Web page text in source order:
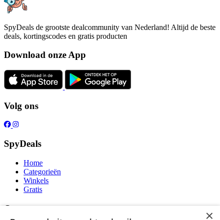
SpyDeals de grootste dealcommunity van Nederland! Altijd de beste
deals, kortingscodes en gratis producten
Download onze App
Volg ons
SpyDeals
Home
Categorieën
Winkels
Gratis
Over ons ×